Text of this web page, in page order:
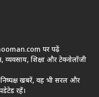
पर पढ़ें
व्यवसाय, शिक्षा और टेक्नोलॉजी
खबरें, वह भी सरल और
रहें।